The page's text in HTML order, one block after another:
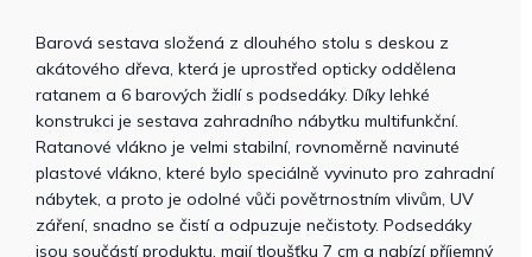
Barová sestava složená z dlouhého stolu s deskou z
akátového dřeva, která je uprostřed opticky oddělena
ratanem a 6 barových židlí s podsedáky. Díky lehké
konstrukci je sestava zahradního nábytku multifunkční.
Ratanové vlákno je velmi stabilní, rovnoměrně navinuté
plastové vlákno, které bylo speciálně vyvinuto pro zahradní
nábytek, a proto je odolné vůči povětrnostním vlivům, UV
záření, snadno se čistí a odpuzuje nečistoty. Podsedáky
jsou součástí produktu, mají tloušťku 7 cm a nabízí příjemný